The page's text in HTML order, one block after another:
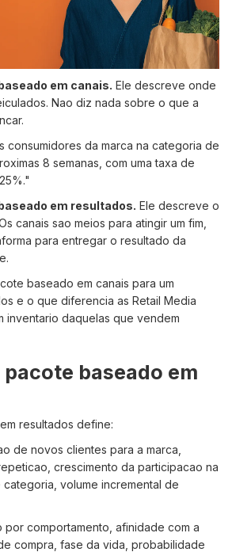
em canais. Ele descreve onde
Nao diz nada sobre o que a
consumidores da marca na categoria de
8 semanas, com uma taxa de
em resultados. Ele descreve o
canais sao meios para atingir um fim,
para entregar o resultado da
baseado em canais para um
e o que diferencia as Retail Media
inventario daquelas que vendem
pacote baseado em
resultados define:
de novos clientes para a marca,
crescimento da participacao na
volume incremental de
por comportamento, afinidade com a
compra, fase da vida, probabilidade